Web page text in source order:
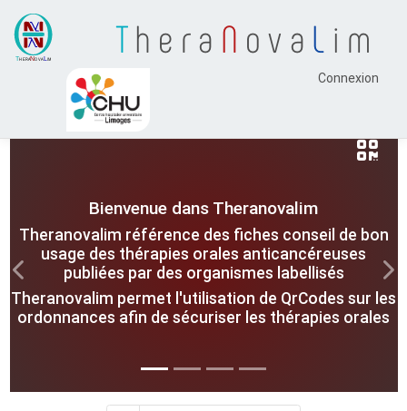
Thera N ova L im
Connexion
Bienvenue dans Theranovalim
Theranovalim référence des fiches conseil de bon
usage des thérapies orales anticancéreuses
publiées par des organismes labellisés
Theranovalim permet l'utilisation de QrCodes sur les
ordonnances afin de sécuriser les thérapies orales
Previous